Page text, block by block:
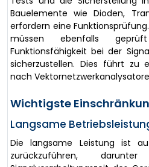
Bauelemente wie Dioden,
erfordern eine
müssen ebenfalls
Funktionsfähigkeit bei der
sicherzustellen. Dies führt zu
nach
Wichtigste
Langsame
Die langsame Leistung ist
zurückzuführen,